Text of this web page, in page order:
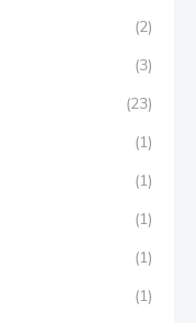
(2)
(3)
(23)
(1)
(1)
(1)
(1)
(1)